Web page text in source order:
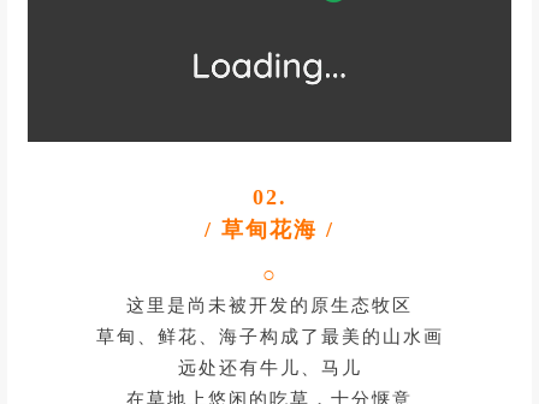
/ 草甸花海 /
○
这里是尚未被开发的原生态牧区
草甸、鲜花、海子构成了最美的山水画